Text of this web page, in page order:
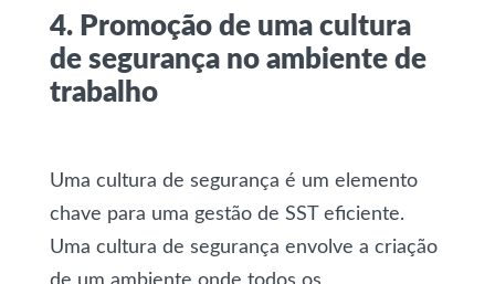
4. Promoção de uma cultura
de segurança no ambiente de
trabalho
Uma cultura de segurança é um elemento
chave para uma gestão de SST eficiente.
Uma cultura de segurança envolve a criação
de um ambiente onde todos os